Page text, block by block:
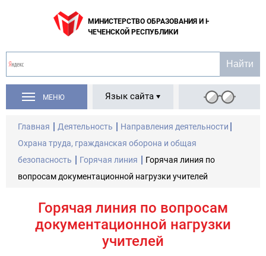
МИНИСТЕРСТВО ОБРАЗОВАНИЯ И НАУКИ
ЧЕЧЕНСКОЙ РЕСПУБЛИКИ
МЕНЮ Язык сайта
Главная Деятельность
Направления деятельности
Охрана труда, гражданская оборона и общая
безопасность
Горячая линия
Горячая линия по
вопросам документационной нагрузки учителей
Горячая линия по вопросам
документационной нагрузки
учителей